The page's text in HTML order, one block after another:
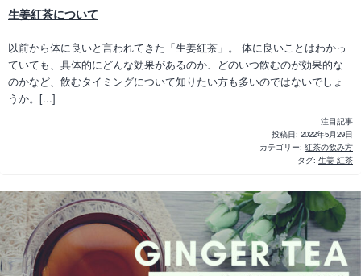
生姜紅茶について
以前から体に良いと言われてきた「生姜紅茶」。 体に良いことはわかっ
ていても、具体的にどんな効果があるのか、どのいつ飲むのが効果的な
のかなど、飲むタイミングについて知りたい方も多いのではないでしょ
うか。[...]
注目記事
投稿日: 2022年5月29日
カテゴリー: 紅茶の飲み方
タグ: 生姜 紅茶